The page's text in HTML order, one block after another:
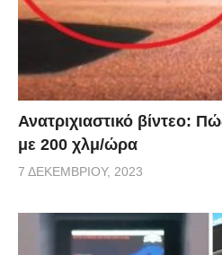
Ανατριχιαστικό βίντεο:
με 200 χλμ/ώρα
7 ΔΕΚΕΜΒΡΊΟΥ, 2023